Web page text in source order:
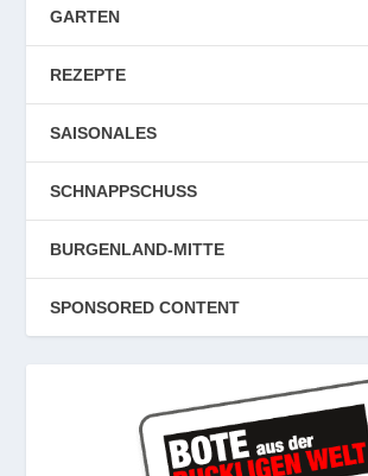
GARTEN
REZEPTE
SAISONALES
SCHNAPPSCHUSS
BURGENLAND-MITTE
SPONSORED CONTENT